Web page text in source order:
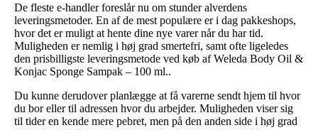
De fleste e-handler foreslår nu om stunder alverdens
leveringsmetoder. En af de mest populære er i dag pakkeshops,
hvor det er muligt at hente dine nye varer når du har tid.
Muligheden er nemlig i høj grad smertefri, samt ofte ligeledes
den prisbilligste leveringsmetode ved køb af Weleda Body Oil &
Konjac Sponge Sampak – 100 ml..
Du kunne derudover planlægge at få varerne sendt hjem til hvor
du bor eller til adressen hvor du arbejder. Muligheden viser sig
til tider en kende mere pebret, men på den anden side i høj grad